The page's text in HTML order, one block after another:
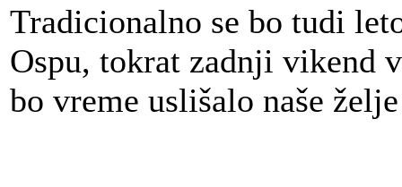
Tradicionalno se bo tudi
Ospu, tokrat zadnji vikend
bo vreme uslišalo naše